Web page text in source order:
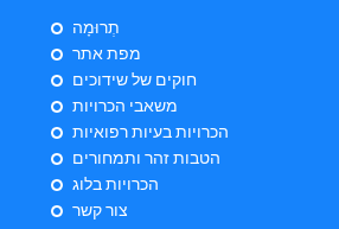
תְרוּמָה
מפת אתר
חוקים של שידוכים
משאבי הכרויות
הכרויות בעיות רפואיות
הטבות זהר ותמחורים
הכרויות בלוג
צור קשר